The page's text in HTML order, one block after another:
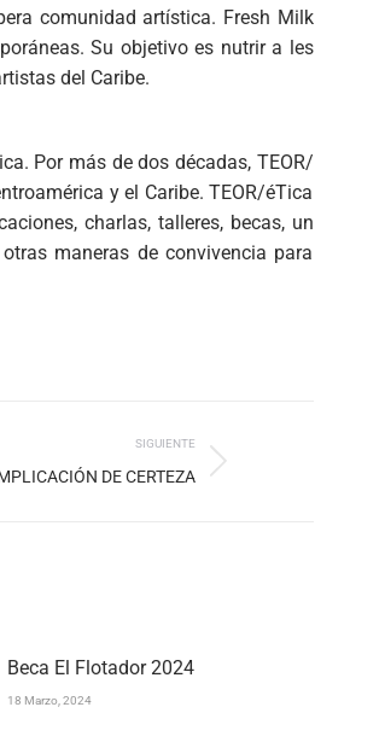
comunidad artística. Fresh Milk
Su objetivo es nutrir a les
del Caribe.
Por más de dos décadas, TEOR/
y el Caribe. TEOR/éTica
charlas, talleres, becas, un
maneras de convivencia para
SIGUIENTE
DE CERTEZA
Beca El Flotador 2024
18 Marzo, 2024